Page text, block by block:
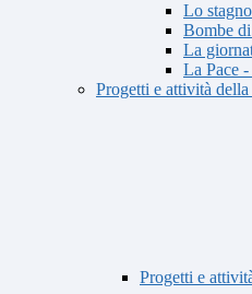
Lo
Bombe
La
La Pace
Progetti e attività
Progetti e